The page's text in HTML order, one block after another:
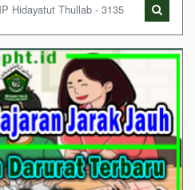
Hidayatut Thullab - 3135